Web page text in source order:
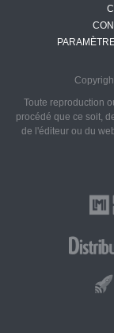
Toute reproduction
procédé que ce soit,
de l'éditeur ou du